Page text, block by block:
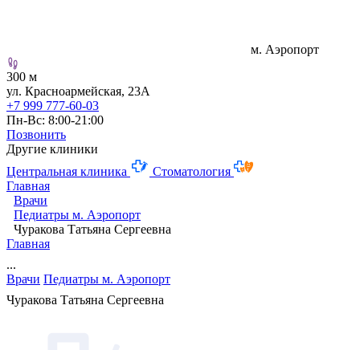
м. Аэропорт
300 м
ул. Красноармейская, 23А
+7 999 777-60-03
Пн-Вс: 8:00-21:00
Позвонить
Другие клиники
Центральная клиника
Стоматология
Главная
Врачи
Педиатры м. Аэропорт
Чуракова Татьяна Сергеевна
Главная
...
Врачи Педиатры м. Аэропорт
Чуракова Татьяна Сергеевна